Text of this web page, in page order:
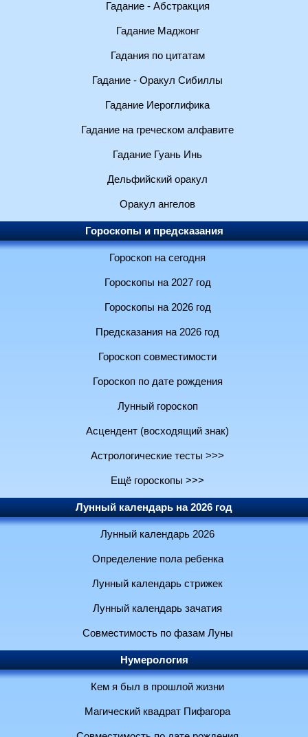
Гадание - Абстракция
Гадание Маджонг
Гадания по цитатам
Гадание - Оракул Сибиллы
Гадание Иероглифика
Гадание на греческом алфавите
Гадание Гуань Инь
Дельфийский оракул
Оракул ангелов
Гороскопы и предсказания
Гороскоп на сегодня
Гороскопы на 2027 год
Гороскопы на 2026 год
Предсказания на 2026 год
Гороскоп совместимости
Гороскоп по дате рождения
Лунный гороскоп
Асцендент (восходящий знак)
Астрологические тесты >>>
Ещё гороскопы >>>
Лунный календарь на 2026 год
Лунный календарь 2026
Определение пола ребенка
Лунный календарь стрижек
Лунный календарь зачатия
Совместимость по фазам Луны
Нумерология
Кем я был в прошлой жизни
Магический квадрат Пифагора